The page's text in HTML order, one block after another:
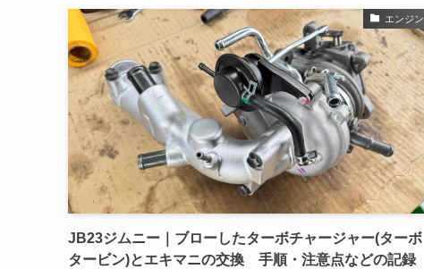
エンジン
JB23ジムニー｜ブローしたターボチャージャー(ターボ
タービン)とエキマニの交換 手順・注意点などの記録